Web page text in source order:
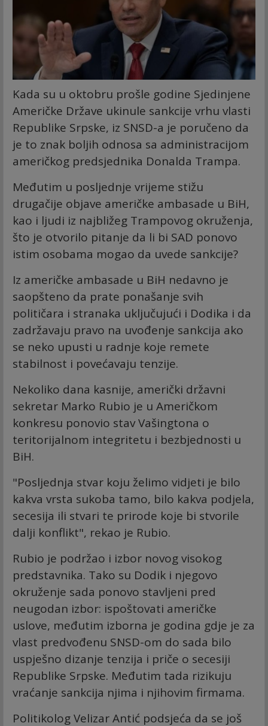
Kada su u oktobru prošle godine Sjedinjene
Američke Države ukinule sankcije vrhu vlasti
Republike Srpske, iz SNSD-a je poručeno da
je to znak boljih odnosa sa administracijom
američkog predsjednika Donalda Trampa.
Međutim u posljednje vrijeme stižu
drugačije objave američke ambasade u BiH,
kao i ljudi iz najbližeg Trampovog okruženja,
što je otvorilo pitanje da li bi SAD ponovo
istim osobama mogao da uvede sankcije?
Iz američke ambasade u BiH nedavno je
saopšteno da prate ponašanje svih
političara i stranaka uključujući i Dodika i da
zadržavaju pravo na uvođenje sankcija ako
se neko upusti u radnje koje remete
stabilnost i povećavaju tenzije.
Nekoliko dana kasnije, američki državni
sekretar Marko Rubio je u Američkom
konkresu ponovio stav Vašingtona o
teritorijalnom integritetu i bezbjednosti u
BiH.
"Posljednja stvar koju želimo vidjeti je bilo
kakva vrsta sukoba tamo, bilo kakva podjela,
secesija ili stvari te prirode koje bi stvorile
dalji konflikt", rekao je Rubio.
Rubio je podržao i izbor novog visokog
predstavnika. Tako su Dodik i njegovo
okruženje sada ponovo stavljeni pred
neugodan izbor: ispoštovati američke
uslove, međutim izborna je godina gdje je za
vlast predvođenu SNSD-om do sada bilo
uspješno dizanje tenzija i priče o secesiji
Republike Srpske. Međutim tada rizikuju
vraćanje sankcija njima i njihovim firmama.
Politikolog Velizar Antić podsjeća da se još